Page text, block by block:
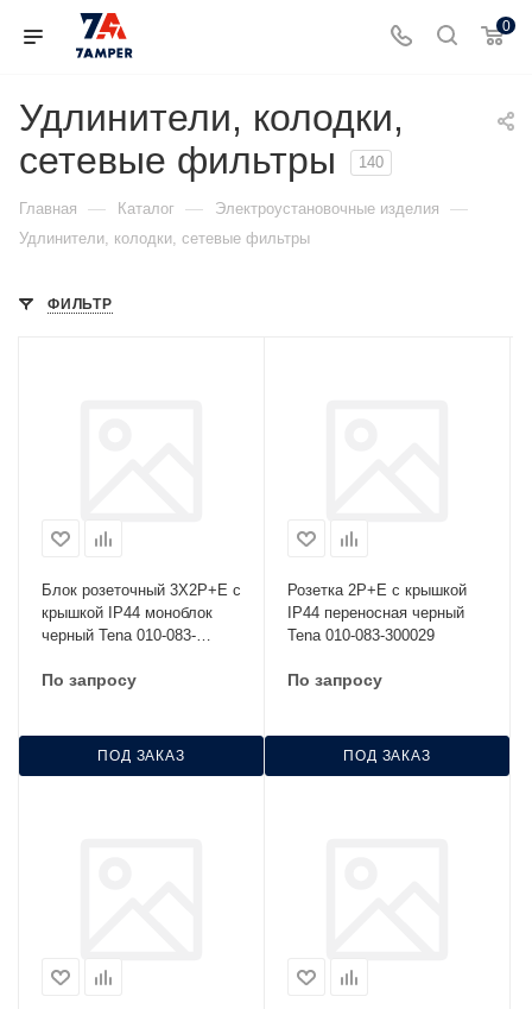
0
Удлинители, колодки,
сетевые фильтры
140
Главная — Каталог — Электроустановочные изделия —
Удлинители, колодки, сетевые фильтры
ФИЛЬТР
Блок розеточный 3Х2Р+Е с
крышкой IP44 моноблок
черный Tena 010-083-
По запросу
ПОД ЗАКАЗ
Розетка 2Р+Е с крышкой
IP44 переносная черный
Tena 010-083-300029
По запросу
ПОД ЗАКАЗ